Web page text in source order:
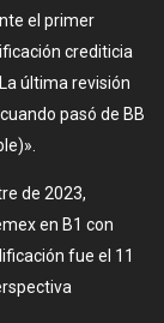
el primer
crediticia
última revisión
pasó de BB
de 2023,
en B1 con
fue el 11